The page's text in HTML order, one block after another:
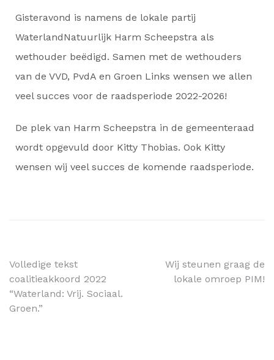
Gisteravond is namens de lokale partij
WaterlandNatuurlijk Harm Scheepstra als
wethouder beëdigd. Samen met de wethouders
van de VVD, PvdA en Groen Links wensen we allen
veel succes voor de raadsperiode 2022-2026!
De plek van Harm Scheepstra in de gemeenteraad
wordt opgevuld door Kitty Thobias. Ook Kitty
wensen wij veel succes de komende raadsperiode.
Volledige tekst
coalitieakkoord 2022
“Waterland: Vrij. Sociaal.
Groen.”
Wij steunen graag de
lokale omroep PIM!